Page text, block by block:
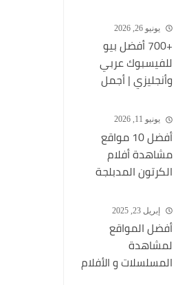
يونيو 26, 2026
+700 أفضل بيو
للفيسبوك عربي
وأنجليزي | أجمل
للفيسبوك 2026
Facebook Stylish Bio
يونيو 11, 2026
أفضل 10 مواقع
مشاهدة أفلام
الكرتون المدبلجة
إبريل 23, 2025
أفضل المواقع
لمشاهدة
المسلسلات و الأفلام